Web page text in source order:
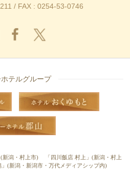
/ FAX : 0254-53-0746
ホテルグループ
新潟・村上市)
「四川飯店 村上」(新潟・村上
」(新潟・新潟市・万代メディアシップ内)